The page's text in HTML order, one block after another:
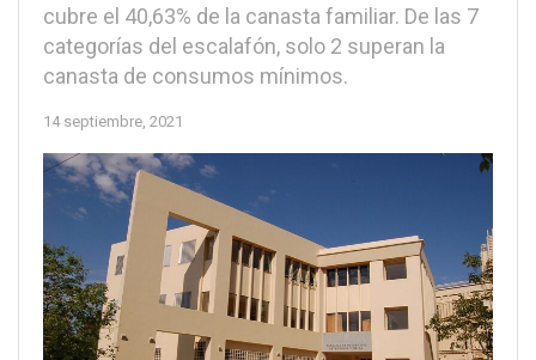
cubre el 40,63% de la canasta familiar. De las 7
categorías del escalafón, solo 2 superan la
canasta de consumos mínimos.
14 septiembre, 2021